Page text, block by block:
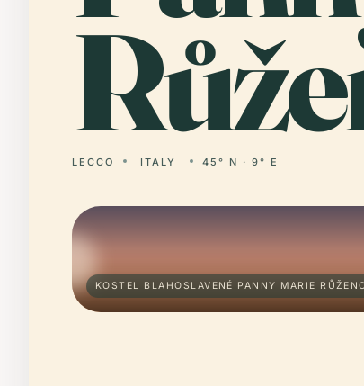
LECCO ITALY 45° N · 9° E
KOSTEL BLAHOSLAVENÉ PANNY MARIE